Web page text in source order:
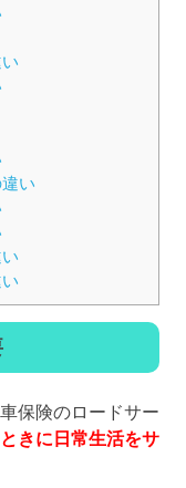
い
保険のロードサー
きに日常生活をサ